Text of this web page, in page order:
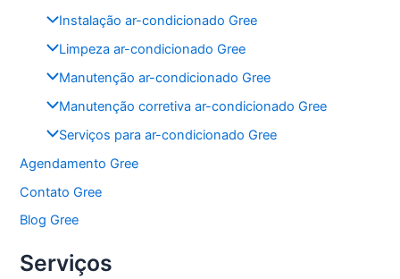
o
k
p
Instalação ar-condicionado Gree
Limpeza ar-condicionado Gree
Manutenção ar-condicionado Gree
Manutenção corretiva ar-condicionado Gree
Serviços para ar-condicionado Gree
Agendamento Gree
Contato Gree
Blog Gree
Serviços